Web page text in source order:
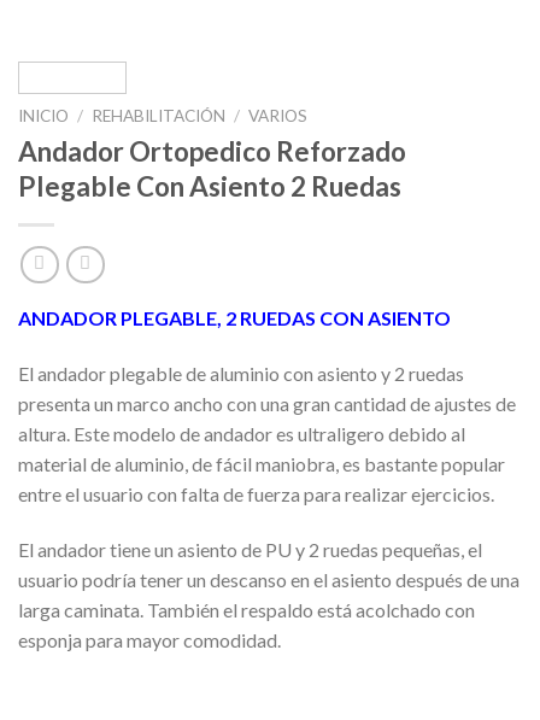
INICIO / REHABILITACIÓN / VARIOS
Andador Ortopedico Reforzado
Plegable Con Asiento 2 Ruedas
ANDADOR PLEGABLE, 2 RUEDAS CON ASIENTO
El andador plegable de aluminio con asiento y 2 ruedas
presenta un marco ancho con una gran cantidad de ajustes de
altura. Este modelo de andador es ultraligero debido al
material de aluminio, de fácil maniobra, es bastante popular
entre el usuario con falta de fuerza para realizar ejercicios.
El andador tiene un asiento de PU y 2 ruedas pequeñas, el
usuario podría tener un descanso en el asiento después de una
larga caminata. También el respaldo está acolchado con
esponja para mayor comodidad.